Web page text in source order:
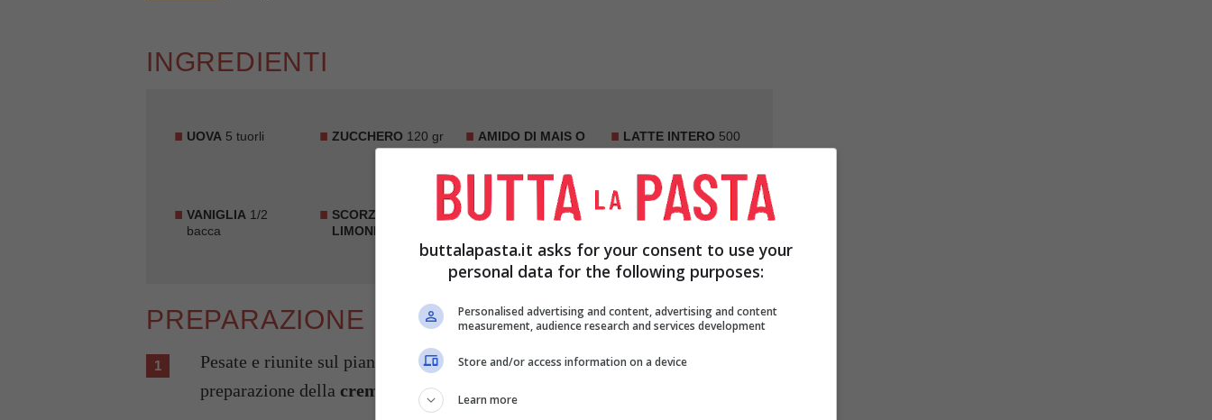
INGREDIENTI
UOVA 5 tuorli ZUCCHERO 120 gr
AMIDO DI MAIS O
AMIDO DI RISO40
LATTE INTERO 500
ml
VANIGLIA 1/2
bacca
SCORZA DI
LIMONE
PREPARAZIONE
Pesate e riunite sul piano di lavoro tutti gliingredientinecessari per la
preparazione della crema pasticcera
buttalapasta.it asks for your consent to use your
personal data for the following purposes:
Personalised advertising and content, advertising and content
measurement, audience research and services development
Store and/or access information on a device
Learn more